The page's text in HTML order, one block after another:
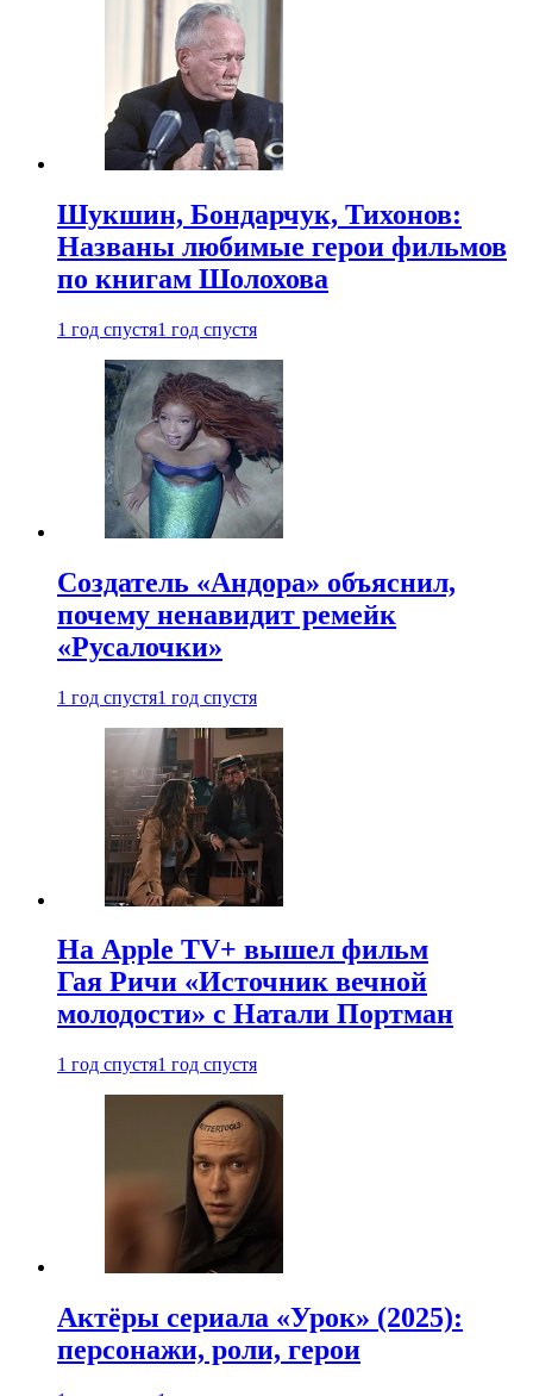
Шукшин, Бондарчук, Тихонов:
Названы любимые герои фильмов
по книгам Шолохова
1 год спустя1 год спустя
Создатель «Андора» объяснил,
почему ненавидит ремейк
«Русалочки»
1 год спустя1 год спустя
На Apple TV+ вышел фильм
Гая Ричи «Источник вечной
молодости» с Натали Портман
1 год спустя1 год спустя
Актёры сериала «Урок» (2025):
персонажи, роли, герои